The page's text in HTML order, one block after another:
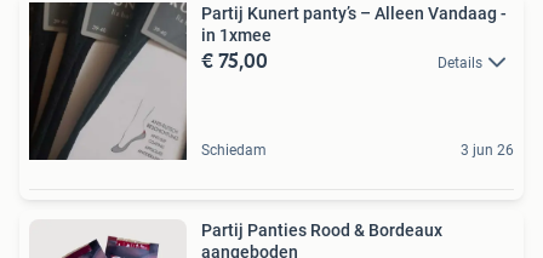
Partij Kunert panty’s – Alleen Vandaag -
in 1xmee
€ 75,00 Details
Schiedam 3 jun 26
Partij Panties Rood & Bordeaux
aangeboden